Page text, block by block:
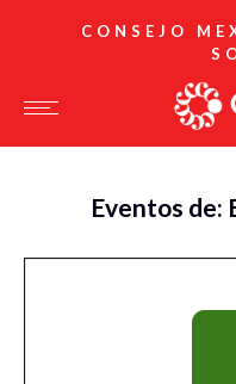
CONSEJO
Eventos de: